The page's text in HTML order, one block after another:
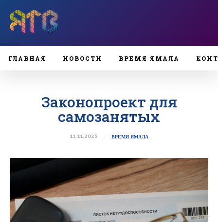
ГЛАВНАЯ НОВОСТИ ВРЕМЯ ЯМАЛА
Законопроект для
самозанятых
11.11.2025 ВРЕМЯ ЯМАЛА